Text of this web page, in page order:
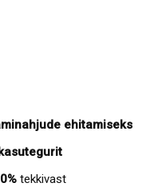
ehitamiseks
tekkivast